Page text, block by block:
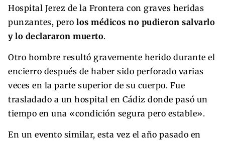
Hospital Jerez de la Frontera con graves heridas
punzantes, pero los médicos no pudieron salvarlo
y lo declararon muerto.
Otro hombre resultó gravemente herido durante el
encierro después de haber sido perforado varias
veces en la parte superior de su cuerpo. Fue
trasladado a un hospital en Cádiz donde pasó un
tiempo en una «condición segura pero estable».
En un evento similar, esta vez el año pasado en